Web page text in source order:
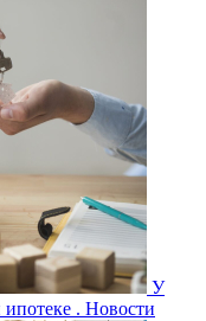
У
ипотеке . Новости